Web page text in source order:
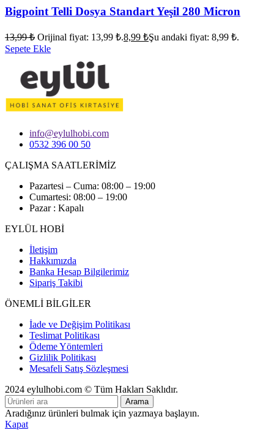
Bigpoint Telli Dosya Standart Yeşil 280 Micron
13,99₺ Orijinal fiyat: 13,99 ₺.8,99 ₺Şu andaki fiyat: 8,99 ₺.
Sepete Ekle
info@eylulhobi.com
0532 396 00 50
ÇALIŞMA SAATLERİMİZ
Pazartesi – Cuma: 08:00 – 19:00
Cumartesi: 08:00 – 19:00
Pazar : Kapalı
EYLÜL HOBİ
İletişim
Hakkımızda
Banka Hesap Bilgilerimiz
Sipariş Takibi
ÖNEMLİ BİLGİLER
İade ve Değişim Politikası
Teslimat Politikası
Ödeme Yöntemleri
Gizlilik Politikası
Mesafeli Satış Sözleşmesi
2024 eylulhobi.com © Tüm Hakları Saklıdır.
Arama
Aradığınız ürünleri bulmak için yazmaya başlayın.
Kapat